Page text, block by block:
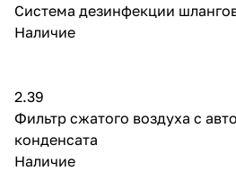
Система дезинфекции
Наличие
2.39
Фильтр сжатого воздуха с
конденсата
Наличие